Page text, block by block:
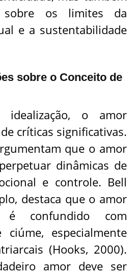
sobre os limites da
e a sustentabilidade
sobre o Conceito de
o amor
críticas significativas.
que o amor
dinâmicas de
e controle. Bell
destaca que o amor
é confundido com
ciúme, especialmente
(Hooks, 2000).
amor deve ser